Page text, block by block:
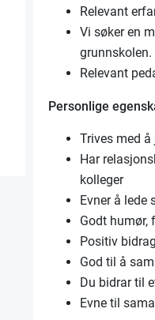
Relevant
Vi søker en
grunnskolen.
Relevant
Personlige
Trives med
Har
kolleger
Evner å
Godt humør,
Positiv
God til å
Du bidrar til
Evne til